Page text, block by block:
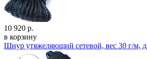
10 920 р.
в корзину
Шнур утяжеляющий сетевой, вес 30 г/м,